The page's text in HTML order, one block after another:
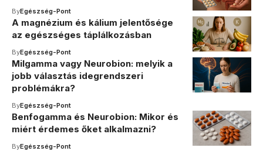
ByEgészség-Pont
A magnézium és kálium jelentősége
az egészséges táplálkozásban
ByEgészség-Pont
Milgamma vagy Neurobion: melyik a
jobb választás idegrendszeri
problémákra?
ByEgészség-Pont
Benfogamma és Neurobion: Mikor és
miért érdemes őket alkalmazni?
ByEgészség-Pont